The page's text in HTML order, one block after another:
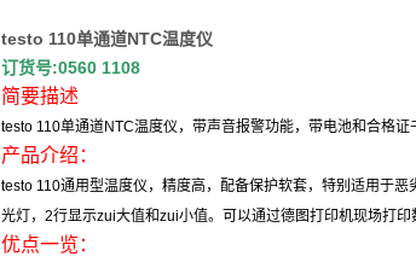
testo 110单通道NTC温度仪
订货号:0560 1108
简要描述
testo 110单通道NTC温度仪，带声音报警功能，带电池和合格证
产品介绍：
testo 110通用型温度仪，精度高，配备保护软套，特别适用于
光灯， 2行显示zui大值和zui小值。可以通过德图打印机现场打印
优点一览：